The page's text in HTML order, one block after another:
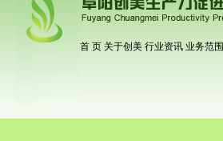
首 页 关于创美 行业资讯 业务范围